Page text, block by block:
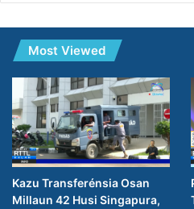
Most Viewed
Kazu Transferénsia Osan
Millaun 42 Husi Singapura,